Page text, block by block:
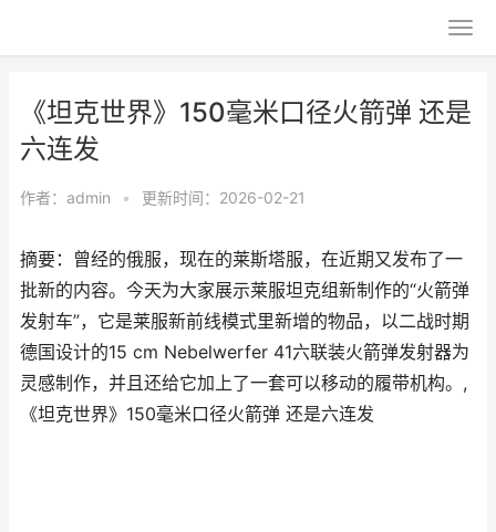
《坦克世界》150毫米口径火箭弹 还是
六连发
作者： admin • 更新时间：2026-02-21
摘要：曾经的俄服，现在的莱斯塔服，在近期又发布了一
批新的内容。今天为大家展示莱服坦克组新制作的“火箭弹
发射车”，它是莱服新前线模式里新增的物品，以二战时期
德国设计的15 cm Nebelwerfer 41六联装火箭弹发射器为
灵感制作，并且还给它加上了一套可以移动的履带机构。,
《坦克世界》150毫米口径火箭弹 还是六连发